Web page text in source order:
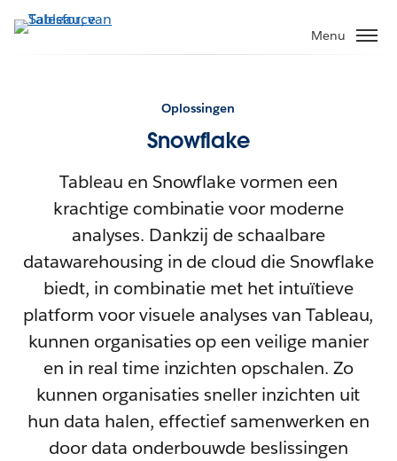
Menu
Oplossingen
Snowflake
Tableau en Snowflake vormen een
krachtige combinatie voor moderne
analyses. Dankzij de schaalbare
datawarehousing in de cloud die Snowflake
biedt, in combinatie met het intuïtieve
platform voor visuele analyses van Tableau,
kunnen organisaties op een veilige manier
en in real time inzichten opschalen. Zo
kunnen organisaties sneller inzichten uit
hun data halen, effectief samenwerken en
door data onderbouwde beslissingen